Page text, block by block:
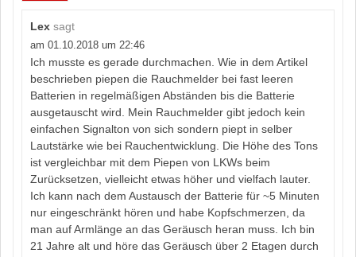
Lex sagt
am 01.10.2018 um 22:46
Ich musste es gerade durchmachen. Wie in dem Artikel
beschrieben piepen die Rauchmelder bei fast leeren
Batterien in regelmäßigen Abständen bis die Batterie
ausgetauscht wird. Mein Rauchmelder gibt jedoch kein
einfachen Signalton von sich sondern piept in selber
Lautstärke wie bei Rauchentwicklung. Die Höhe des Tons
ist vergleichbar mit dem Piepen von LKWs beim
Zurücksetzen, vielleicht etwas höher und vielfach lauter.
Ich kann nach dem Austausch der Batterie für ~5 Minuten
nur eingeschränkt hören und habe Kopfschmerzen, da
man auf Armlänge an das Geräusch heran muss. Ich bin
21 Jahre alt und höre das Geräusch über 2 Etagen durch